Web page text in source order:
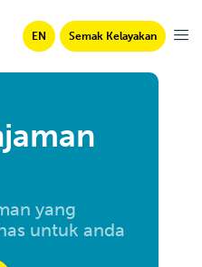
EN Semak Kelayakan
yang
untuk anda